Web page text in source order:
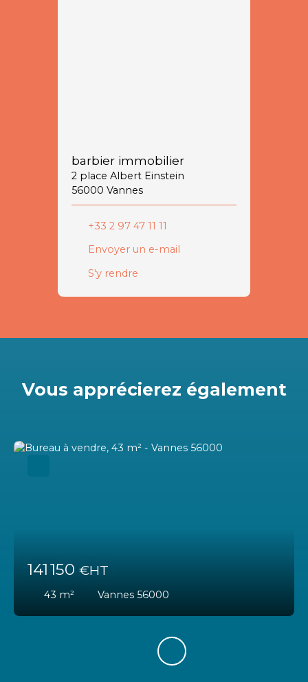
barbier immobilier
2 place Albert Einstein
56000 Vannes
+33 2 97 47 11 11
Envoyer un e-mail
S'y rendre
Vous apprécierez également
141 150 €HT
43 m² Vannes 56000